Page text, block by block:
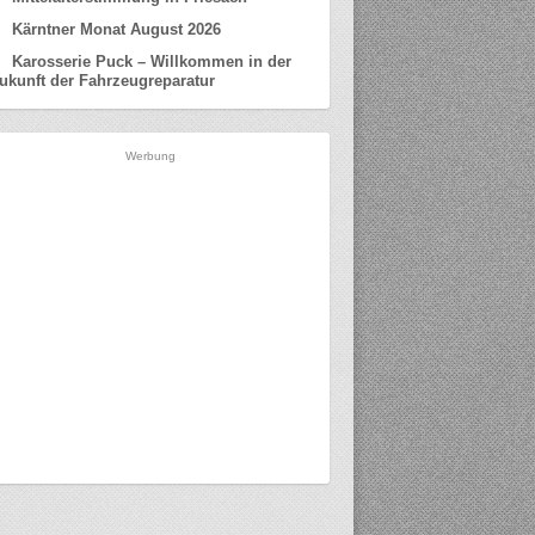
Kärntner Monat August 2026
Karosserie Puck – Willkommen in der
der Fahrzeugreparatur
Werbung